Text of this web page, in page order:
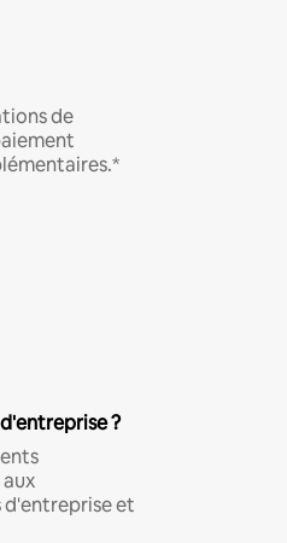
de
?
d'entreprise et